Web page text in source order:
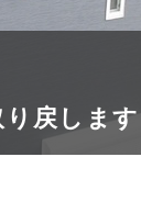
り戻します